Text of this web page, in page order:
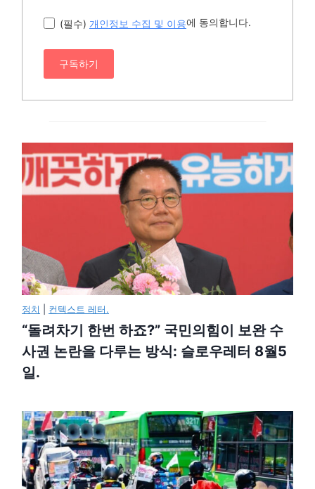
(필수) 개인정보 수집 및 이용에 동의합니다.
구독하기
정치 컨텍스트 레터.
“돌려차기 한번 하죠?” 국민의힘이 보완 수
사권 논란을 다루는 방식: 슬로우레터 8월5
일.